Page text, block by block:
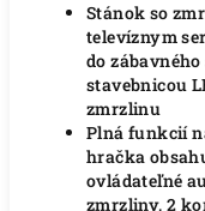
Stánok so
televíznym
do
stavebnicou
zmrzlinu
Plná funkcií
hračka
ovládateľné
zmrzliny, 2